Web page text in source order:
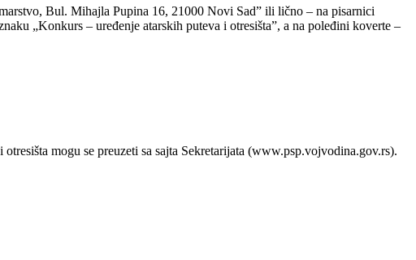
Bul. Mihajla Pupina 16, 21000 Novi Sad” ili lično – na pisarnici
„Konkurs – uređenje atarskih puteva i otresišta”, a na poleđini koverte –
mogu se preuzeti sa sajta Sekretarijata (www.psp.vojvodina.gov.rs).